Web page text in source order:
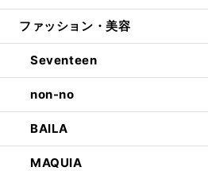
ファッション・美容
Seventeen
non-no
BAILA
MAQUIA